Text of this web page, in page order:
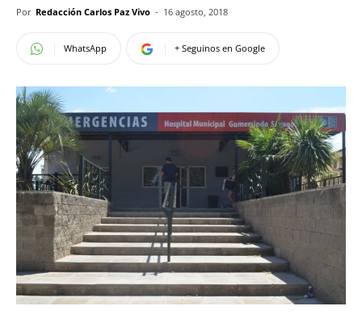
Por Redacción Carlos Paz Vivo - 16 agosto, 2018
WhatsApp + Seguinos en Google